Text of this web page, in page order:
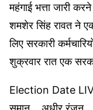
महंगाई भत्ता जारी
शमशेर सिंह रावत ने
लिए सरकारी
शुक्रवार रात एक
Election Date